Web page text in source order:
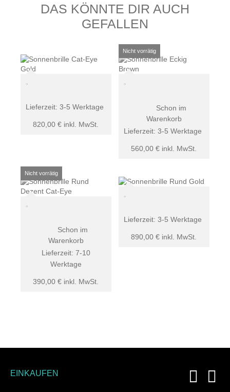
DAS KÖNNTE DIR AUCH
GEFALLEN
820,00 € inkl. MwSt.
Lieferzeit: 3-5 Werktage
560,00€ inkl. MwSt.
Lieferzeit:3-5 Werktage
Schon im
Warenkorb
390,00 € inkl. MwSt.
Lieferzeit: 7-10
Werktage
Schon im
Warenkorb
890,00€ inkl. MwSt.
Lieferzeit:3-5 Werktage
EINKAUFEN